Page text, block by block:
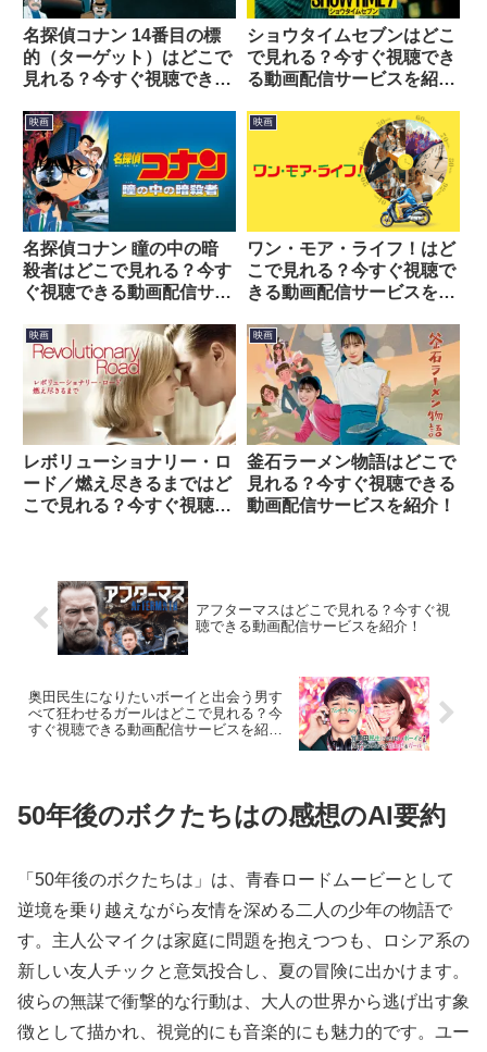
名探偵コナン 14番目の標
的（ターゲット）はどこで
見れる？今すぐ視聴できる
ショウタイムセブンはどこ
で見れる？今すぐ視聴でき
る動画配信サービスを紹
映画
名探偵コナン 瞳の中の暗
殺者はどこで見れる？今す
ぐ視聴できる動画配信サー
映画
ワン・モア・ライフ！はど
こで見れる？今すぐ視聴で
きる動画配信サービスを紹
映画
レボリューショナリー・ロ
ード／燃え尽きるまではど
こで見れる？今すぐ視聴で
映画
釜石ラーメン物語はどこで
見れる？今すぐ視聴できる
動画配信サービスを紹介！
アフターマスはどこで見れる？今すぐ視
聴できる動画配信サービスを紹介！
奥田民生になりたいボーイと出会う男す
べて狂わせるガールはどこで見れる？今
すぐ視聴できる動画配信サービスを紹
50年後のボクたちはの感想のAI要約
「50年後のボクたちは」は、青春ロードムービーとして
逆境を乗り越えながら友情を深める二人の少年の物語で
す。主人公マイクは家庭に問題を抱えつつも、ロシア系の
新しい友人チックと意気投合し、夏の冒険に出かけます。
彼らの無謀で衝撃的な行動は、大人の世界から逃げ出す象
徴として描かれ、視覚的にも音楽的にも魅力的です。ユー